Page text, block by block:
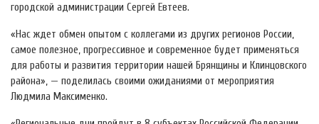
городской администрации Сергей Евтеев.
«Нас ждет обмен опытом с коллегами из других регионов России,
самое полезное, прогрессивное и современное будет применяться
для работы и развития территории нашей Брянщины и Клинцовского
района», — поделилась своими ожиданиями от мероприятия
Людмила Максименко.